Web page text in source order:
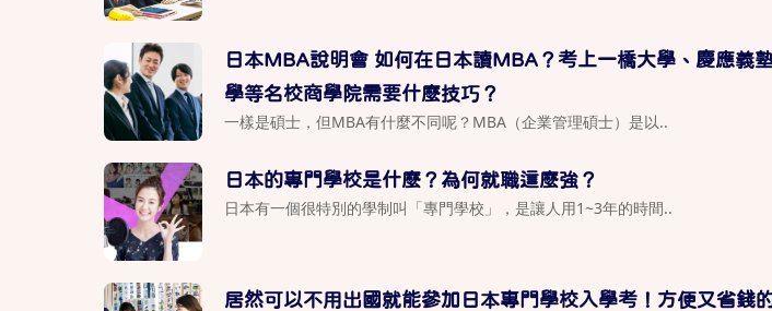
日本MBA說明會 如何在日本讀MBA？考上一橋大學、慶應義
學等名校商學院需要什麼技巧？
一樣是碩士，但MBA有什麼不同呢？MBA（企業管理碩士）是以..
日本的專門學校是什麼？為何就職這麼強？
日本有一個很特別的學制叫「專門學校」，是讓人用1~3年的時間..
居然可以不用出國就能參加日本專門學校入學考！方便又省錢